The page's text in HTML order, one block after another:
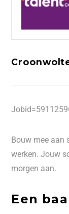
Bouw mee aan
werken. Jouw
morgen aan.
Een